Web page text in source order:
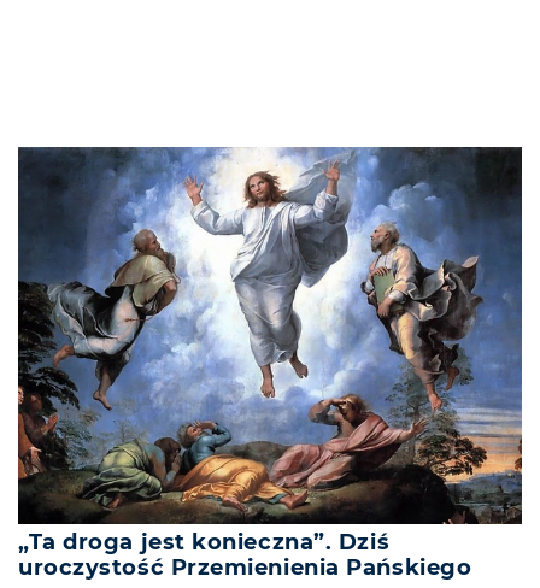
„Ta droga jest konieczna”. Dziś
uroczystość Przemienienia Pańskiego